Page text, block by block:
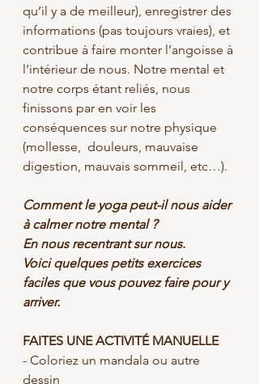
qu’il y a de meilleur), enregistrer des
informations (pas toujours vraies), et
contribue à faire monter l’angoisse à
l’intérieur de nous. Notre mental et
notre corps étant reliés, nous
finissons par en voir les
conséquences sur notre physique
(mollesse,  douleurs, mauvaise
digestion, mauvais sommeil, etc…).
Comment le yoga peut-il nous aider
à calmer notre mental ?
En nous recentrant sur nous.
Voici quelques petits exercices
faciles que vous pouvez faire pour y
arriver.
FAITES UNE ACTIVITÉ MANUELLE
- Coloriez un mandala ou autre
dessin